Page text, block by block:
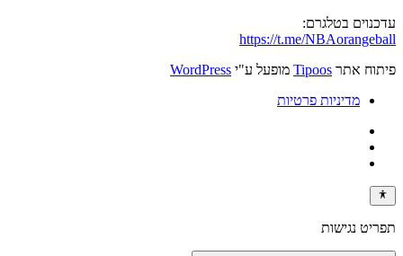
עדכנוים בטלגרם:
https://t.me/NBAorangeball
פיתוח אתר Tipoos מופעל ע"י WordPress
מדיניות פרטיות
תפריט נגישות